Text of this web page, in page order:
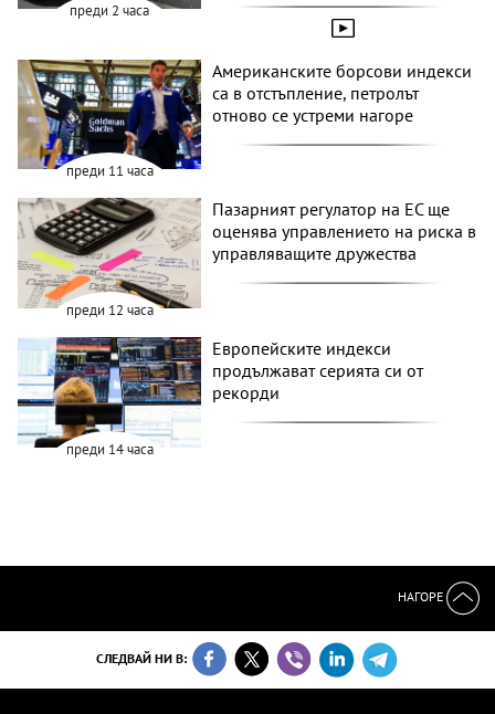
преди 2 часа
преди 11 часа
Американските борсови индекси
са в отстъпление, петролът
отново се устреми нагоре
преди 12 часа
Пазарният регулатор на ЕС ще
оценява управлението на риска в
управляващите дружества
преди 14 часа
Европейските индекси
продължават серията си от
рекорди
НАГОРЕ
СЛЕДВАЙ НИ В: